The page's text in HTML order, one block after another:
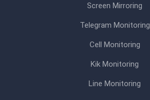
Screen Mirroring
Telegram Monitoring
Cell Monitoring
Kik Monitoring
Line Monitoring